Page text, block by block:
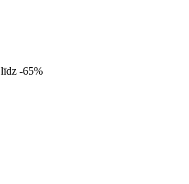
līdz -65%